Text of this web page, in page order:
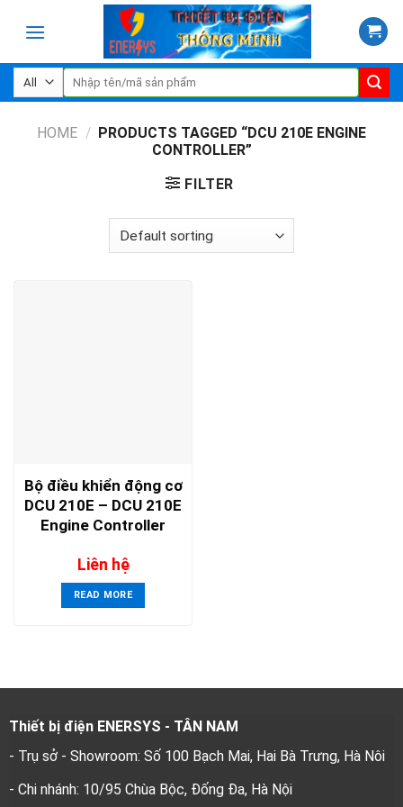
Search
for:
HOME / PRODUCTS TAGGED “DCU 210E ENGINE
CONTROLLER”
FILTER
Bộ điều khiển động cơ
DCU 210E – DCU 210E
Engine Controller
Liên hệ
READ MORE
Thiết bị điện ENERSYS - TÂN NAM
- Trụ sở - Showroom: Số 100 Bạch Mai, Hai Bà Trưng, Hà Nôi
- Chi nhánh: 10/95 Chùa Bộc, Đống Đa, Hà Nội